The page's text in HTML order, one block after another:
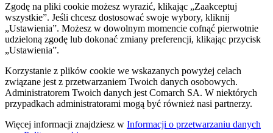
Zgodę na pliki cookie możesz wyrazić, klikając „Zaakceptuj
wszystkie”. Jeśli chcesz dostosować swoje wybory, kliknij
„Ustawienia”. Możesz w dowolnym momencie cofnąć pierwotnie
udzieloną zgodę lub dokonać zmiany preferencji, klikając przycisk
„Ustawienia”.
Korzystanie z plików cookie we wskazanych powyżej celach
związane jest z przetwarzaniem Twoich danych osobowych.
Administratorem Twoich danych jest Comarch SA. W niektórych
przypadkach administratorami mogą być również nasi partnerzy.
Więcej informacji znajdziesz w Informacji o przetwarzaniu danych